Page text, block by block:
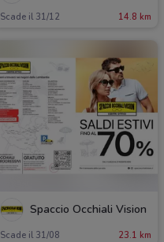
Scade il 31/12 14.8 km
Spaccio Occhiali Vision
Scade il 31/08 23.1 km